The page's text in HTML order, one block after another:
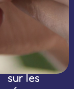
Nous
suivre
sur les